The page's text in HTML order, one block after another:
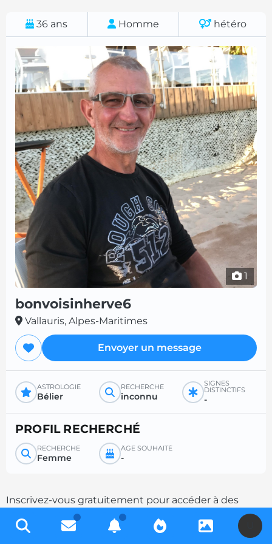
36 ans Homme hétéro
1
bonvoisinherve6
Vallauris, Alpes-Maritimes
Envoyer un message
ASTROLOGIE
Bélier
RECHERCHE
inconnu
SIGNES
DISTINCTIFS
-
PROFIL RECHERCHÉ
RECHERCHE
Femme
ÂGE SOUHAITÉ
-
Inscrivez-vous gratuitement pour accéder à des
milliers de profils et multipliez les chances de
contacts en complétant votre description.